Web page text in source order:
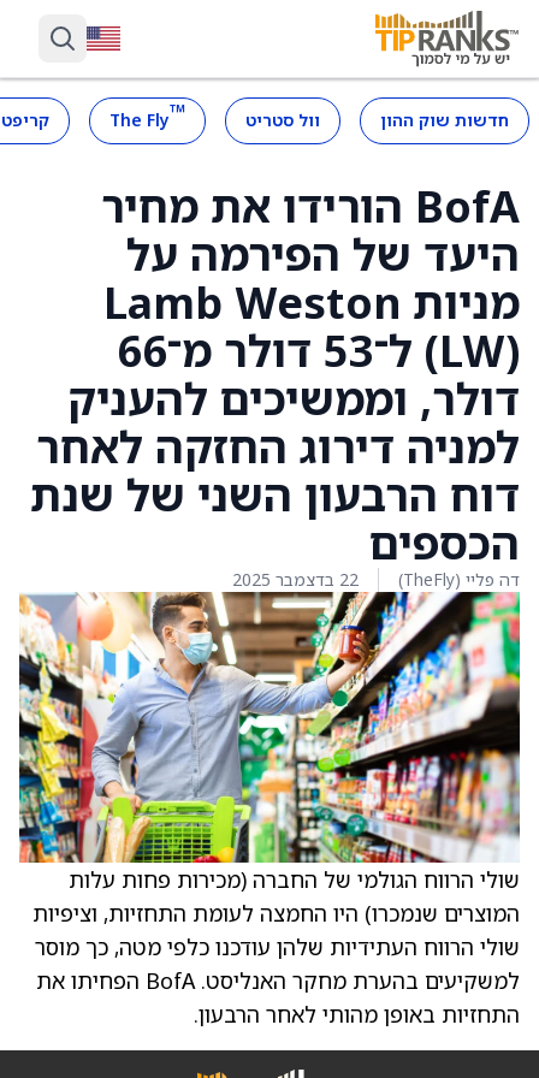
חדשות שוק ההון וול סטריט ™
The Fly
BofA הורידו את מחיר
היעד של הפירמה על
מניות Lamb Weston
(LW) ל־53 דולר מ־66
דולר, וממשיכים להעניק
למניה דירוג החזקה לאחר
דוח הרבעון השני של שנת
הכספים
דה פליי (TheFly) 22 בדצמבר 2025
שולי הרווח הגולמי של החברה (מכירות פחות עלות
המוצרים שנמכרו) היו החמצה לעומת התחזיות, וציפיות
שולי הרווח העתידיות שלהן עודכנו כלפי מטה, כך מוסר
למשקיעים בהערת מחקר האנליסט. BofA הפחיתו את
התחזיות באופן מהותי לאחר הרבעון.